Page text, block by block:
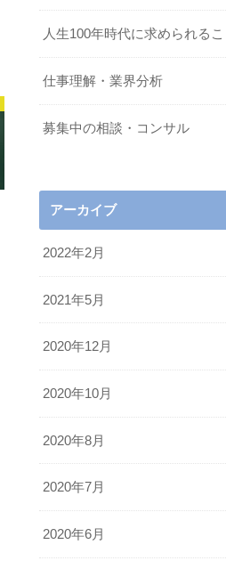
人生100年時代に求められるこ
仕事理解・業界分析
募集中の相談・コンサル
アーカイブ
2022年2月
2021年5月
2020年12月
2020年10月
2020年8月
2020年7月
2020年6月